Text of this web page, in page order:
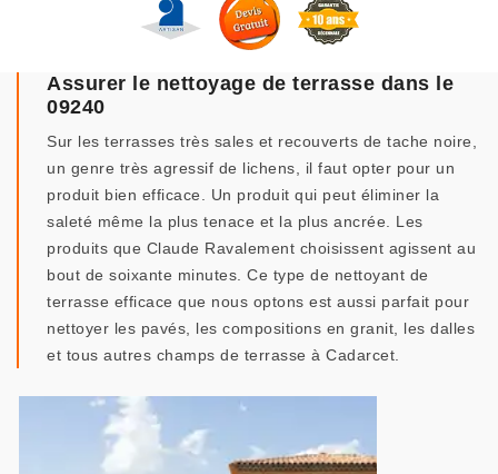
Assurer le nettoyage de terrasse dans le
09240
Sur les terrasses très sales et recouverts de tache noire,
un genre très agressif de lichens, il faut opter pour un
produit bien efficace. Un produit qui peut éliminer la
saleté même la plus tenace et la plus ancrée. Les
produits que Claude Ravalement choisissent agissent au
bout de soixante minutes. Ce type de nettoyant de
terrasse efficace que nous optons est aussi parfait pour
nettoyer les pavés, les compositions en granit, les dalles
et tous autres champs de terrasse à Cadarcet.